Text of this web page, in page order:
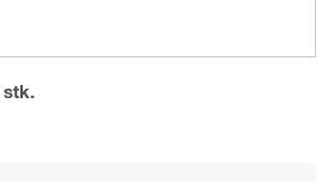
stk.